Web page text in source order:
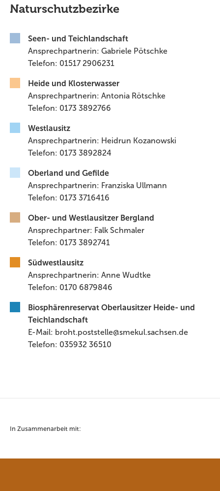
Naturschutzbezirke
Seen- und Teichlandschaft
Ansprechpartnerin: Gabriele Pötschke
Telefon: 01517 2906231
Heide und Klosterwasser
Ansprechpartnerin: Antonia Rötschke
Telefon: 0173 3892766
Westlausitz
Ansprechpartnerin: Heidrun Kozanowski
Telefon: 0173 3892824
Oberland und Gefilde
Ansprechpartnerin: Franziska Ullmann
Telefon: 0173 3716416
Ober- und Westlausitzer Bergland
Ansprechpartner: Falk Schmaler
Telefon: 0173 3892741
Südwestlausitz
Ansprechpartnerin: Anne Wudtke
Telefon: 0170 6879846
Biosphärenreservat Oberlausitzer Heide- und
Teichlandschaft
E-Mail: broht.poststelle@smekul.sachsen.de
Telefon: 035932 36510
In Zusammenarbeit mit: